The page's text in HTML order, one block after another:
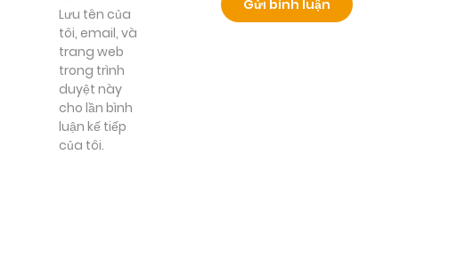
Lưu tên của
tôi, email, và
trang web
trong trình
duyệt này
cho lần bình
luận kế tiếp
của tôi.